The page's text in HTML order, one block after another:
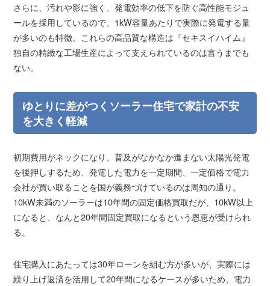
さらに、汚れや影に強く、発電効率の低下を防ぐ高性能モジュ
ールを採用しているので、1kW容量あたりで実際に発電する量
が多いのも特徴。これらの高品質な構造は『セキスイハイム』
独自の精緻な工場生産によって支えられているのは言うまでも
ない。
ゆとりに差がつくソーラー住宅で家計の不安
を大きく軽減
初期費用がネックになり、普及がなかなか進まない太陽光発電
を後押しするため、発電した電力を一定期間、一定価格で電力
会社が買い取ることを国が義務づけているのは周知の通り。
10kW未満のソーラーは10年間の固定価格買取だが、10kW以上
になると、なんと20年間固定買取になるという恩恵が受けられ
る。
住宅購入にあたっては30年ローンを組む方が多いが、実際には
繰り上げ返済を活用して20年間になるケースが多いため、電力